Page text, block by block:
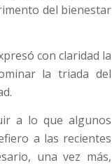
del bienestar
con claridad la
la triada del
a lo que algunos
a las recientes
una vez más,